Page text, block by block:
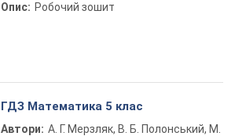
Опис: Робочий зошит
ГДЗ Математика 5 клас
Автори: А. Г. Мерзляк, В. Б. Полонський, М.